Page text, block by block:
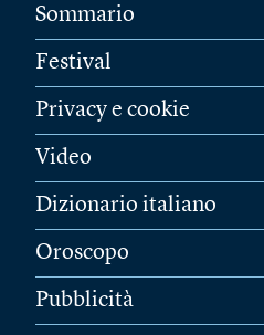
Sommario
Festival
Privacy e cookie
Video
Dizionario italiano
Oroscopo
Pubblicità